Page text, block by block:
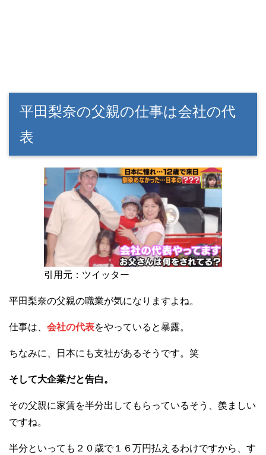
平田梨奈の父親の仕事は会社の代
表
引用元：ツイッター
平田梨奈の父親の職業が気になりますよね。
仕事は、 会社の代表をやっていると暴露。
ちなみに、日本にも支社があるそうです。笑
そして大企業だと告白。
その父親に家賃を半分出してもらっているそう、羨ましい
ですね。
半分といっても２０歳で１６万円払えるわけですから、す